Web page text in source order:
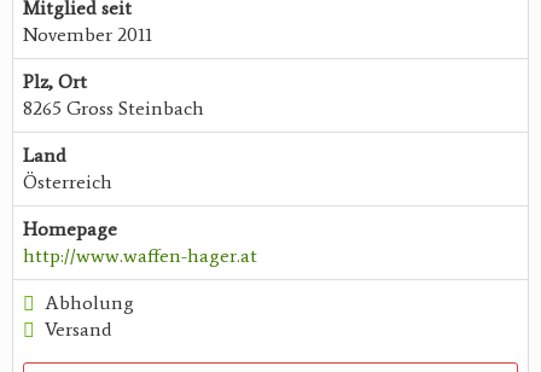
Mitglied seit
November 2011
Plz, Ort
8265 Gross Steinbach
Land
Österreich
Homepage
http://www.waffen-hager.at
Abholung
Versand